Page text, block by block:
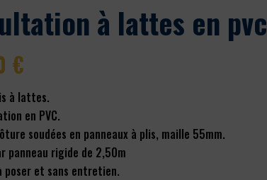
à lattes en pvc
€
à lattes.
en PVC.
soudées en panneaux à plis, maille 55mm.
panneau rigide de 2,50m
poser et sans entretien.